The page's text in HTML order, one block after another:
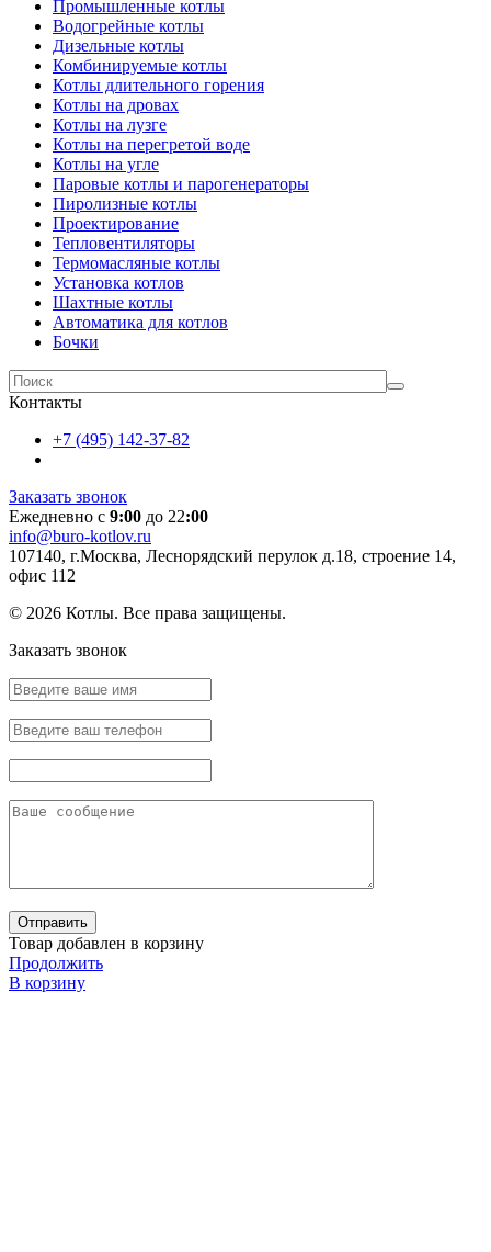
Промышленные котлы
Водогрейные котлы
Дизельные котлы
Комбинируемые котлы
Котлы длительного горения
Котлы на дровах
Котлы на лузге
Котлы на перегретой воде
Котлы на угле
Паровые котлы и парогенераторы
Пиролизные котлы
Проектирование
Тепловентиляторы
Термомасляные котлы
Установка котлов
Шахтные котлы
Автоматика для котлов
Бочки
Контакты
+7 (495) 142-37-82
Заказать звонок
Ежедневно с 9:00 до 22:00
info@buro-kotlov.ru
107140, г.Москва, Леснорядский перулок д.18, строение 14,
офис 112
© 2026 Котлы. Все права защищены.
Заказать звонок
Товар добавлен в корзину
Продолжить
В корзину